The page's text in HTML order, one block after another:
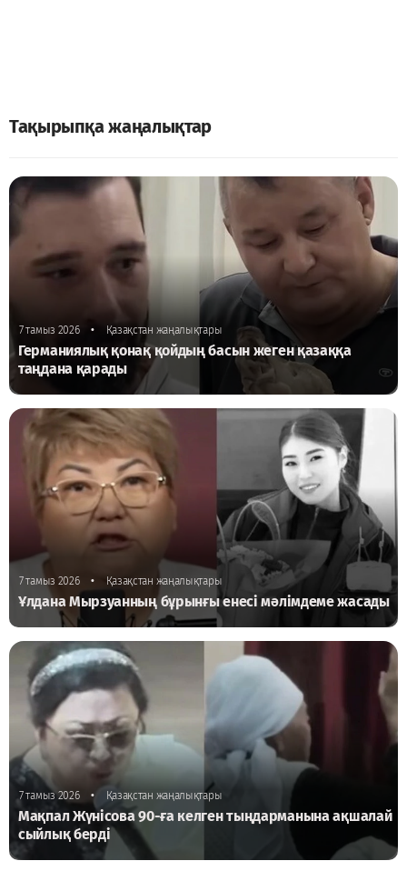
Тақырыпқа жаңалықтар
7 тамыз 2026 • Қазақстан жаңалықтары
Германиялық қонақ қойдың басын жеген қазаққа
таңдана қарады
7 тамыз 2026 • Қазақстан жаңалықтары
Ұлдана Мырзуанның бұрынғы енесі мәлімдеме жасады
7 тамыз 2026 • Қазақстан жаңалықтары
Мақпал Жүнісова 90-ға келген тыңдарманына ақшалай
сыйлық берді